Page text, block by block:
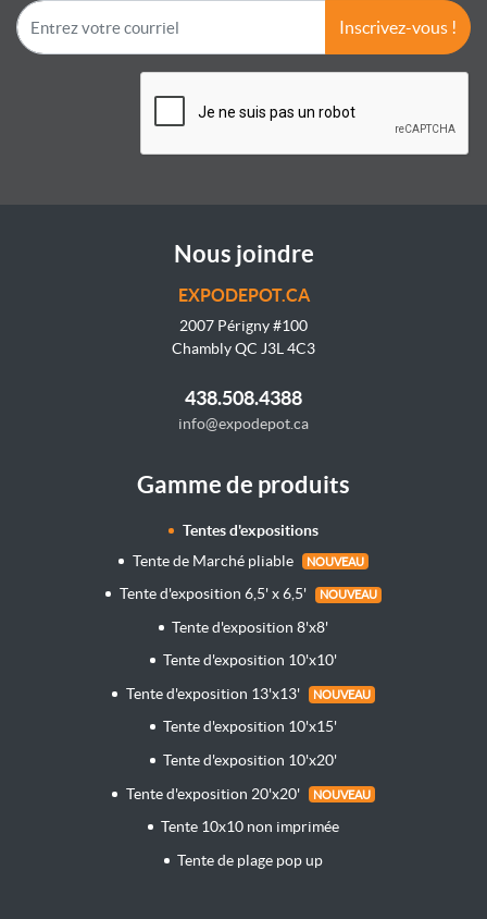
Inscrivez-vous !
Nous joindre
EXPODEPOT.CA
2007 Périgny #100
Chambly QC J3L 4C3
438.508.4388
info@expodepot.ca
Gamme de produits
Tentes d'expositions
Tente de Marché pliable
NOUVEAU
Tente d'exposition 6,5' x 6,5' NOUVEAU
Tente d'exposition 8'x8'
Tente d'exposition 10'x10'
Tente d'exposition 13'x13'
NOUVEAU
Tente d'exposition 10'x15'
Tente d'exposition 10'x20'
Tente d'exposition 20'x20'
NOUVEAU
Tente 10x10 non imprimée
Tente de plage pop up